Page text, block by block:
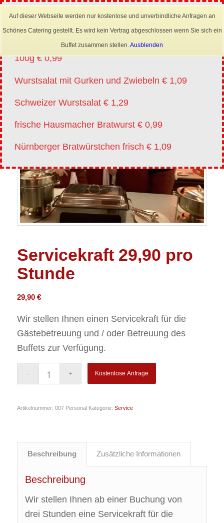
Auf dieser Webseite werden nur kostenlose und unverbindliche Anfragen an
Schönes Catering gestellt. Es wird kein Vertrag abgeschlossen wenn Sie sich ein
Buffet zusammen stellen.Ausblenden
Servicekraft 29,90 pro
Stunde
29,90 €
Wir stellen Ihnen einen Servicekraft für die
Gästebetreuung und / oder Betreuung des
Buffets zur Verfügung.
Kostenlose Anfrage
Artikelnummer: 007 Personal Kategorie: Service
Beschreibung Zusätzliche Informationen
Beschreibung
Wir stellen Ihnen ab einer Buchung von
drei Stunden eine Servicekraft für die
Lyoner für Wurstsalat in Scheiben oder Streifen
100g € 0,99
Wurstsalat mit Gurken und Zwiebeln € 1,09
Schweizer Wurstsalat € 1,29
frische Hausmacher Bratwurst € 0,99
Nürnberger Bratwürstchen frisch € 1,09
×